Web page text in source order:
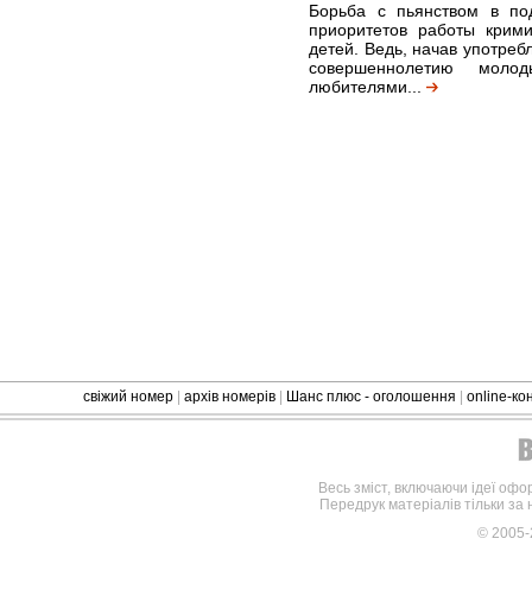
Борьба с пьянством в
приоритетов работы
детей. Ведь, начав
совершеннолетию
любителями...
свіжий номер архів номерів Шанс плюс - оголошення online-
Весь зміст, включаючи ідеї
Передрук матеріалів тільки
©